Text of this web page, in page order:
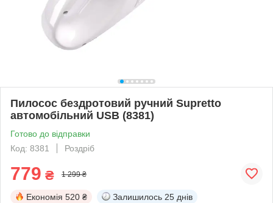
Пилосос бездротовий ручний Supretto
автомобільний USB (8381)
Готово до відправки
Код: 8381
Роздріб
779 ₴ 1 299 ₴
Економія 520 ₴ Залишилось 25 днів